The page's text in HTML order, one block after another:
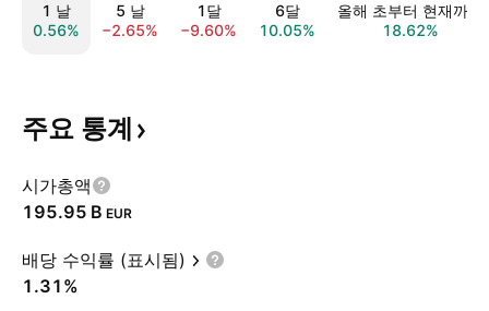
1 날
0.56%
5 날
−2.65%
1달
−9.60%
6달
10.05%
올해 초부터 현재까지
18.62%
주요 통계
시가총액
‪195.95 B‬ EUR
배당 수익률 (표시됨)
1.31%